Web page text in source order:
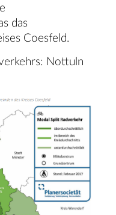
das
Coesfeld.
Nottuln